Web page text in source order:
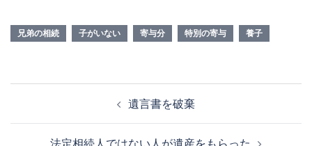
兄弟の相続 子がいない 寄与分 特別の寄与 養子
ナ
遺言書を破棄
法定相続人ではない人が遺産をもらった